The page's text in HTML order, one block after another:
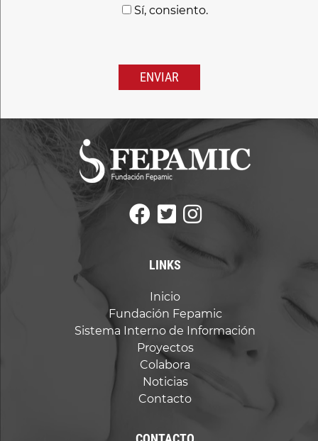
Sí, consiento.
favor,
deja
campo
vacío.
LINKS
Inicio
Fundación Fepamic
Sistema Interno de Información
Proyectos
Colabora
Noticias
Contacto